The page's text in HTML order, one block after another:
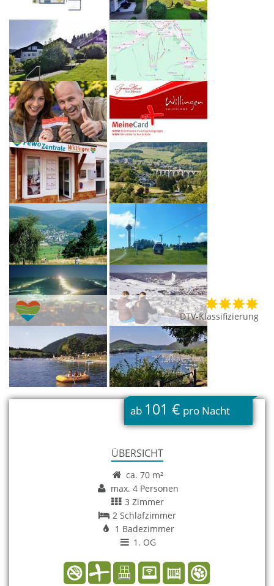
DTV-Klassifizierung
ab 101 € pro Nacht
ÜBERSICHT
ca. 70 m²
max. 4 Personen
3 Zimmer
2 Schlafzimmer
1 Badezimmer
1. OG